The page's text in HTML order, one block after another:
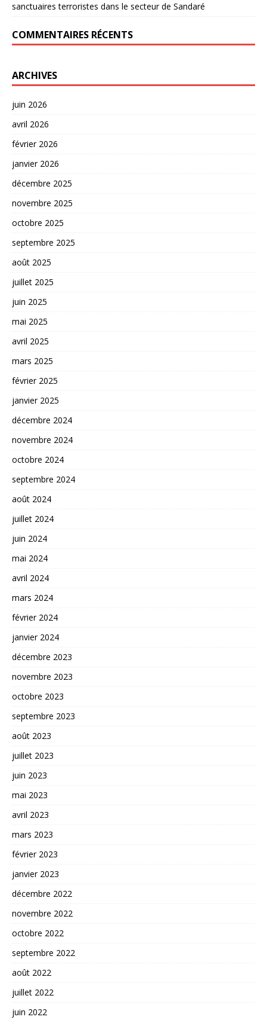
sanctuaires terroristes dans le secteur de Sandaré
COMMENTAIRES RÉCENTS
ARCHIVES
juin 2026
avril 2026
février 2026
janvier 2026
décembre 2025
novembre 2025
octobre 2025
septembre 2025
août 2025
juillet 2025
juin 2025
mai 2025
avril 2025
mars 2025
février 2025
janvier 2025
décembre 2024
novembre 2024
octobre 2024
septembre 2024
août 2024
juillet 2024
juin 2024
mai 2024
avril 2024
mars 2024
février 2024
janvier 2024
décembre 2023
novembre 2023
octobre 2023
septembre 2023
août 2023
juillet 2023
juin 2023
mai 2023
avril 2023
mars 2023
février 2023
janvier 2023
décembre 2022
novembre 2022
octobre 2022
septembre 2022
août 2022
juillet 2022
juin 2022